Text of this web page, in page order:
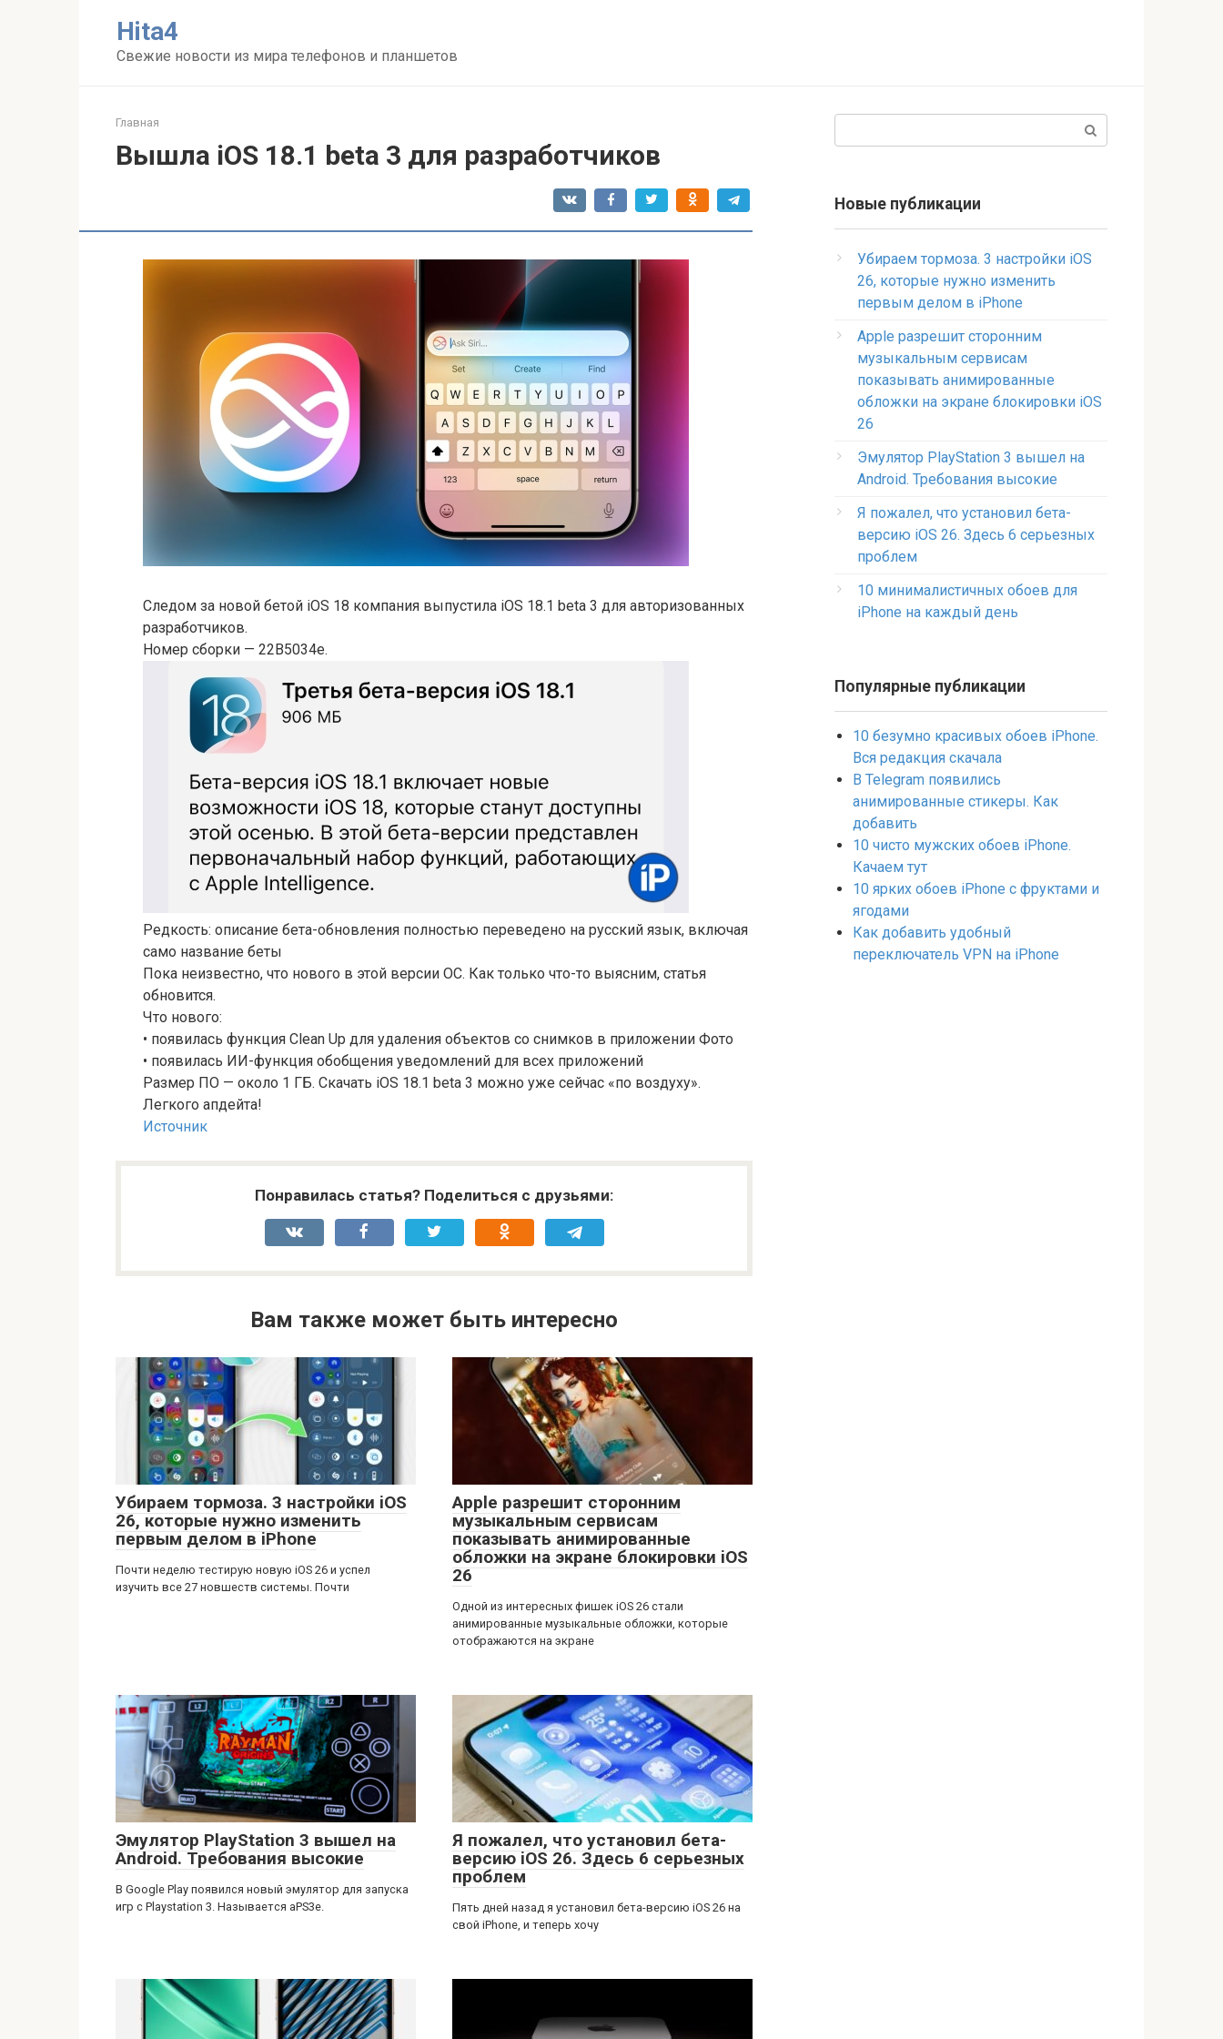
Нita4
Свежие новости из мира телефонов и планшетов
Главная
Вышла iOS 18.1 beta 3 для разработчиков
Следом за новой бетой iOS 18 компания выпустила iOS 18.1 beta 3 для авторизованных
разработчиков.
Номер сборки — 22B5034e.
Редкость: описание бета-обновления полностью переведено на русский язык, включая
само название беты
Пока неизвестно, что нового в этой версии ОС. Как только что-то выясним, статья
обновится.
Что нового:
• появилась функция Clean Up для удаления объектов со снимков в приложении Фото
• появилась ИИ-функция обобщения уведомлений для всех приложений
Размер ПО — около 1 ГБ. Скачать iOS 18.1 beta 3 можно уже сейчас «по воздуху».
Легкого апдейта!
Источник
Понравилась статья? Поделиться с друзьями:
Вам также может быть интересно
Убираем тормоза. 3 настройки iOS
26, которые нужно изменить
первым делом в iPhone
Почти неделю тестирую новую iOS 26 и успел
изучить все 27 новшеств системы. Почти
Apple разрешит сторонним
музыкальным сервисам
показывать анимированные
обложки на экране блокировки iOS
26
Одной из интересных фишек iOS 26 стали
анимированные музыкальные обложки, которые
отображаются на экране
Эмулятор PlayStation 3 вышел на
Android. Требования высокие
В Google Play появился новый эмулятор для запуска
игр с Playstation 3. Называется aPS3e.
Я пожалел, что установил бета-
версию iOS 26. Здесь 6 серьезных
проблем
Пять дней назад я установил бета-версию iOS 26 на
свой iPhone, и теперь хочу
Новые публикации
Убираем тормоза. 3 настройки iOS
26, которые нужно изменить
первым делом в iPhone
Apple разрешит сторонним
музыкальным сервисам
показывать анимированные
обложки на экране блокировки iOS
26
Эмулятор PlayStation 3 вышел на
Android. Требования высокие
Я пожалел, что установил бета-
версию iOS 26. Здесь 6 серьезных
проблем
10 минималистичных обоев для
iPhone на каждый день
Популярные публикации
10 безумно красивых обоев iPhone.
Вся редакция скачала
В Telegram появились
анимированные стикеры. Как
добавить
10 чисто мужских обоев iPhone.
Качаем тут
10 ярких обоев iPhone с фруктами и
ягодами
Как добавить удобный
переключатель VPN на iPhone